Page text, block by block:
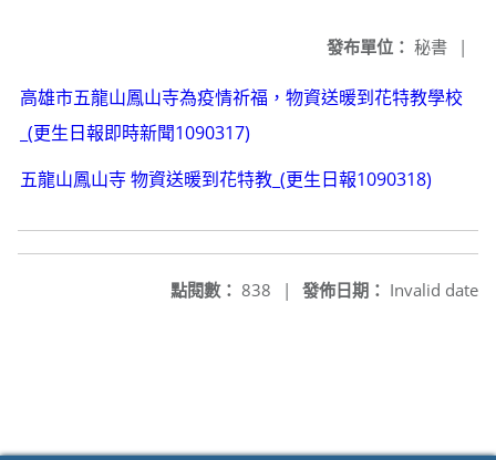
發布單位： 秘書 |
高雄市五龍山鳳山寺為疫情祈福，物資送暖到花特教學校
_(更生日報即時新聞1090317)
五龍山鳳山寺 物資送暖到花特教_(更生日報1090318)
發佈日期： Invalid date
點閱數： 838 |